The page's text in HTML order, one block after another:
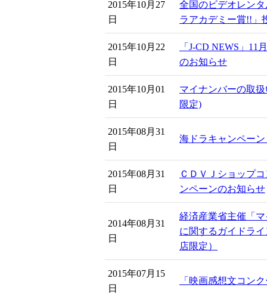
2015年10月27
日
全国のビデオレン
ラアカデミー賞!!」
2015年10月22
日
「J-CD NEWS」11
のお知らせ
2015年10月01
日
マイナンバーの取
限定)
2015年08月31
日
海ドラキャンペー
2015年08月31
日
ＣＤＶＪショップ
ンペーンのお知らせ
2014年08月31
日
経済産業省主催「
に関するガイドラ
店限定）
2015年07月15
日
「映画感想文コン